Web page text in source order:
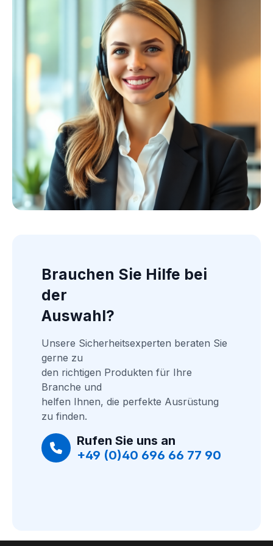
Kollektion ansehen
Brauchen Sie Hilfe bei
der
Auswahl?
Unsere Sicherheitsexperten beraten Sie
gerne zu
den richtigen Produkten für Ihre
Branche und
helfen Ihnen, die perfekte Ausrüstung
zu finden.
Rufen Sie uns an
+49 (0)40 696 66 77 90